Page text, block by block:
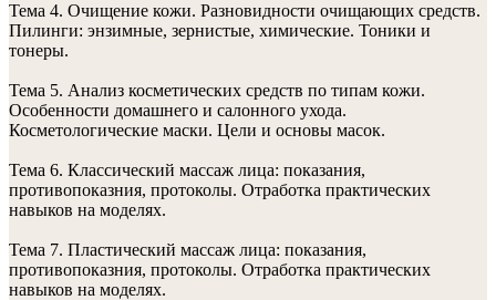
Тема 4. Очищение кожи. Разновидности очищающих средств.
Пилинги: энзимные, зернистые, химические. Тоники и
тонеры.
Тема 5. Анализ косметических средств по типам кожи.
Особенности домашнего и салонного ухода.
Косметологические маски. Цели и основы масок.
Тема 6. Классический массаж лица: показания,
противопоказния, протоколы. Отработка практических
навыков на моделях.
Тема 7. Пластический массаж лица: показания,
противопоказния, протоколы. Отработка практических
навыков на моделях.